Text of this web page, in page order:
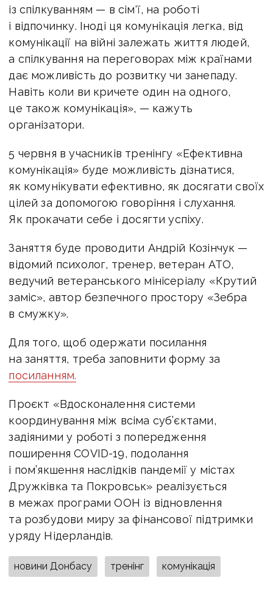
із спілкуванням — в сім'ї, на роботі
і відпочинку. Іноді ця комунікація легка, від
комунікації на війні залежать життя людей,
а спілкування на переговорах між країнами
дає можливість до розвитку чи занепаду.
Навіть коли ви кричете один на одного,
це також комунікація», — кажуть
організатори.
5 червня в учасників тренінгу «Ефективна
комунікація» буде можливість дізнатися,
як комунікувати ефективно, як досягати своїх
цілей за допомогою говоріння і слухання.
Як прокачати себе і досягти успіху.
Заняття буде проводити Андрій Козінчук —
відомий психолог, тренер, ветеран АТО,
ведучий ветеранського мінісеріалу «Крутий
заміс», автор безпечного простору «Зебра
в смужку».
Для того, щоб одержати посилання
на заняття, треба заповнити форму за
посиланням.
Проєкт «Вдосконалення системи
координування між всіма суб’єктами,
задіяними у роботі з попередження
поширення COVID-19, подолання
і пом’якшення наслідків пандемії у містах
Дружківка та Покровськ» реалізується
в межах програми ООН із відновлення
та розбудови миру за фінансової підтримки
уряду Нідерландів.
новини Донбасу тренінг комунікація